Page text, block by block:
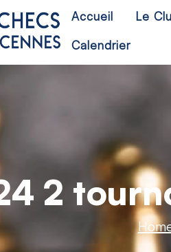
Accueil Le
Calendrier
2